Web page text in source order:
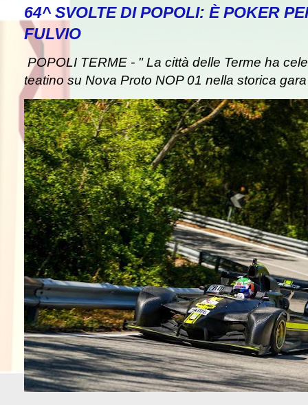
64^ SVOLTE DI POPOLI: È POKER
FULVIO
POPOLI TERME - " La città delle Terme ha
teatino su Nova Proto NOP 01 nella storica gara